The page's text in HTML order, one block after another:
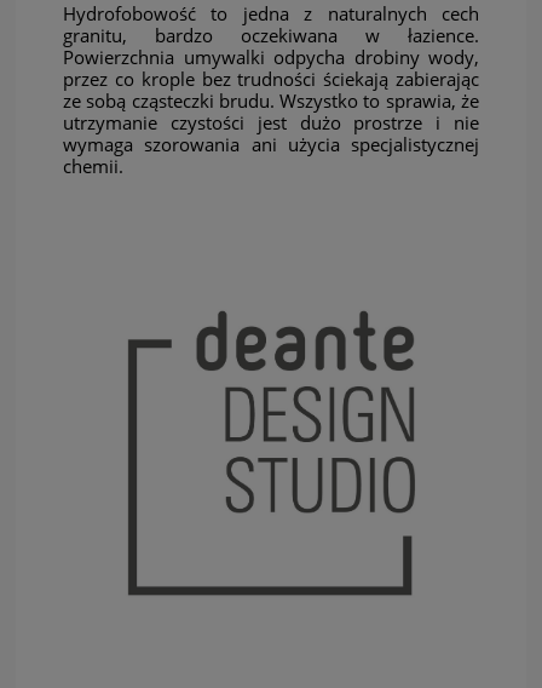
Hydrofobowość to jedna z naturalnych cech
granitu, bardzo oczekiwana w łazience.
Powierzchnia umywalki odpycha drobiny wody,
przez co krople bez trudności ściekają zabierając
ze sobą cząsteczki brudu. Wszystko to sprawia, że
utrzymanie czystości jest dużo prostrze i nie
wymaga szorowania ani użycia specjalistycznej
chemii.